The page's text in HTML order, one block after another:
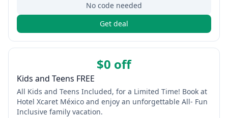
No code needed
Get deal
$0 off
Kids and Teens FREE
All Kids and Teens Included, for a Limited Time! Book at
Hotel Xcaret México and enjoy an unforgettable All- Fun
Inclusive family vacation.